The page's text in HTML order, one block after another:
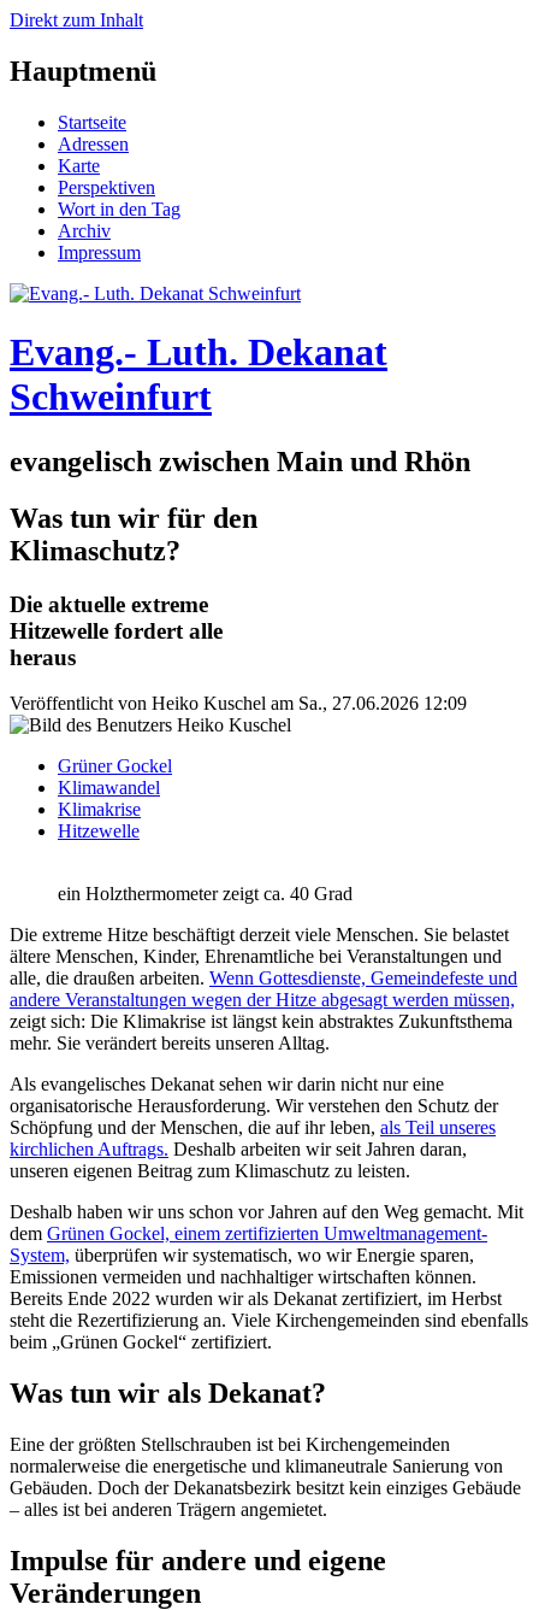
Direkt zum Inhalt
Hauptmenü
Startseite
Adressen
Karte
Perspektiven
Wort in den Tag
Archiv
Impressum
Evang.- Luth. Dekanat
Schweinfurt
evangelisch zwischen Main und Rhön
Was tun wir für den
Klimaschutz?
Die aktuelle extreme
Hitzewelle fordert alle
heraus
Veröffentlicht von Heiko Kuschel am Sa., 27.06.2026 12:09
Grüner Gockel
Klimawandel
Klimakrise
Hitzewelle
ein Holzthermometer zeigt ca. 40 Grad
Die extreme Hitze beschäftigt derzeit viele Menschen. Sie belastet
ältere Menschen, Kinder, Ehrenamtliche bei Veranstaltungen und
alle, die draußen arbeiten. Wenn Gottesdienste, Gemeindefeste und
andere Veranstaltungen wegen der Hitze abgesagt werden müssen,
zeigt sich: Die Klimakrise ist längst kein abstraktes Zukunftsthema
mehr. Sie verändert bereits unseren Alltag.
Als evangelisches Dekanat sehen wir darin nicht nur eine
organisatorische Herausforderung. Wir verstehen den Schutz der
Schöpfung und der Menschen, die auf ihr leben, als Teil unseres
kirchlichen Auftrags. Deshalb arbeiten wir seit Jahren daran,
unseren eigenen Beitrag zum Klimaschutz zu leisten.
Deshalb haben wir uns schon vor Jahren auf den Weg gemacht. Mit
dem Grünen Gockel, einem zertifizierten Umweltmanagement-
System, überprüfen wir systematisch, wo wir Energie sparen,
Emissionen vermeiden und nachhaltiger wirtschaften können.
Bereits Ende 2022 wurden wir als Dekanat zertifiziert, im Herbst
steht die Rezertifizierung an. Viele Kirchengemeinden sind ebenfalls
beim „Grünen Gockel“ zertifiziert.
Was tun wir als Dekanat?
Eine der größten Stellschrauben ist bei Kirchengemeinden
normalerweise die energetische und klimaneutrale Sanierung von
Gebäuden. Doch der Dekanatsbezirk besitzt kein einziges Gebäude
– alles ist bei anderen Trägern angemietet.
Impulse für andere und eigene
Veränderungen